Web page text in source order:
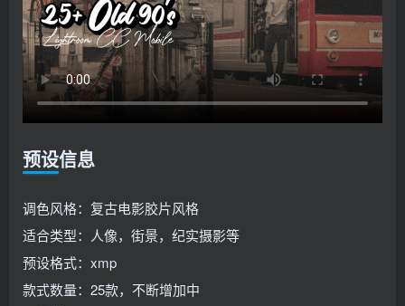
预设信息
调色风格：复古电影胶片风格
适合类型：人像，街景，纪实摄影等
预设格式：xmp
款式数量：25款，不断增加中